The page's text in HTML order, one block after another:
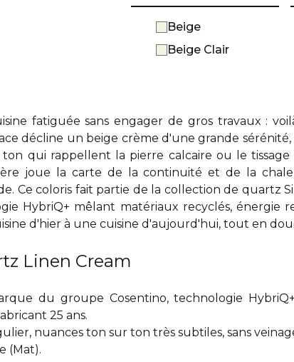
Beige
Beige Clair
fatiguée sans engager de gros travaux :
décline un beige crème d'une grande
qui rappellent la pierre calcaire ou le
joue la carte de la continuité et de la
Ce coloris fait partie de la collection de quartz
HybriQ+ mêlant matériaux recyclés, énergie
d'hier à une cuisine d'aujourd'hui, tout en
Linen Cream
du groupe Cosentino, technologie
25 ans.
nuances ton sur ton très subtiles, sans
(Mat).